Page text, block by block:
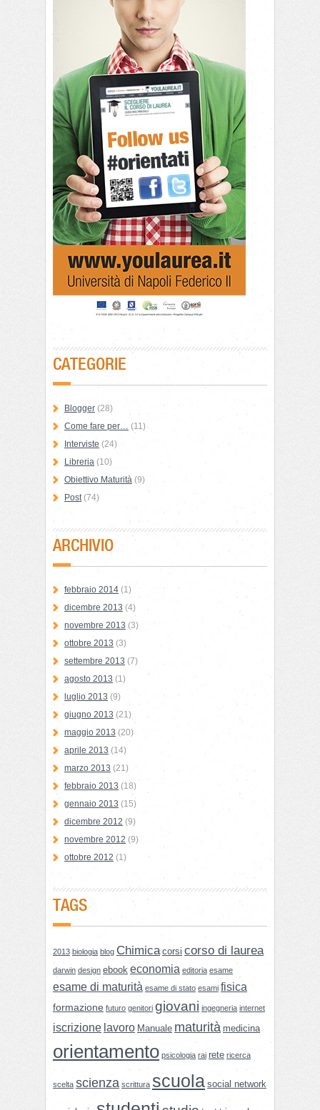
CATEGORIE
Blogger (28)
Come fare per… (11)
Interviste (24)
Libreria (10)
Obiettivo Maturità (9)
Post(74)
ARCHIVIO
febbraio 2014 (1)
dicembre 2013 (4)
novembre 2013 (3)
ottobre 2013 (3)
settembre 2013 (7)
agosto 2013 (1)
luglio 2013 (9)
giugno 2013 (21)
maggio 2013 (20)
aprile 2013 (14)
marzo 2013 (21)
febbraio 2013 (18)
gennaio 2013 (15)
dicembre 2012 (9)
novembre 2012 (9)
ottobre 2012 (1)
TAGS
2013 biologia blog Chimica corsi corso di laurea
darwin design ebook economia editoria esame
esame di maturità esame di stato esami fisica
formazione futuro genitori giovani ingegneria internet
iscrizione lavoro Manuale maturità medicina
orientamento psicologia rai rete ricerca
scelta scienza scrittura scuola social network